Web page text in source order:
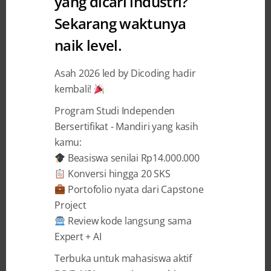
DIBUKA! Digital Talent
Scholarship Professional
Academy (DTS PROA) Alur
Cybersecurity
Dicoding Indonesia 15 August 2024
BAGIKAN
Setelah sukses memberikan pelatihan
Google Career Certificates (GCC) pada batch
Sekarang waktunya
naik level.
Asah 2026 led by Dicoding hadir
kembali!
Program Studi Independen
Bersertifikat - Mandiri yang kasih
kamu:
Beasiswa senilai Rp14.000.000
Konversi hingga 20 SKS
Portofolio nyata dari Capstone
Project
Review kode langsung sama
Expert + AI
Terbuka untuk mahasiswa aktif